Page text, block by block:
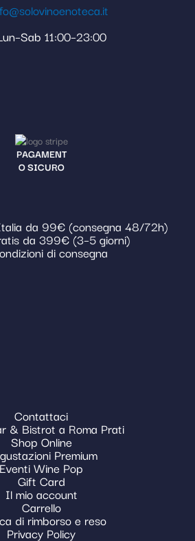
11:00–23:00
PAGAMENT
O SICURO
da 99€ (consegna 48/72h)
da 399€ (3–5 giorni)
di consegna
Contattaci
& Bistrot a Roma Prati
Shop Online
Premium
Eventi Wine Pop
Gift Card
Il mio account
Carrello
di rimborso e reso
Privacy Policy